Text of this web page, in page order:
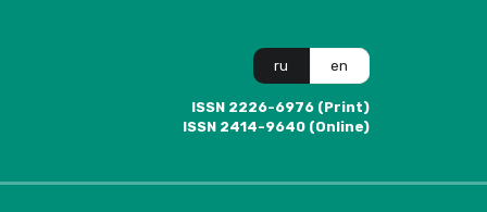
ru en
ISSN 2226-6976 (Print)
ISSN 2414-9640 (Online)